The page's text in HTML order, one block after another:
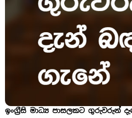
ඉංග්‍රීසි මාධ්‍ය පාසලකට ගුරුවරුන්